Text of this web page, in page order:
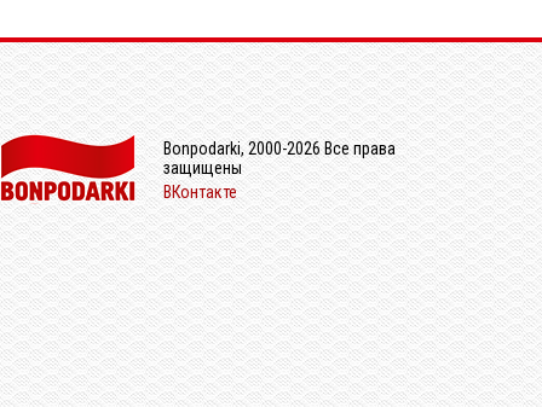
Bonpodarki, 2000-2026 Все права
защищены
ВКонтакте